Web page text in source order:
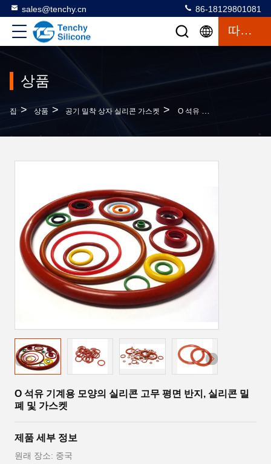
sales@tenchy.cn 86-18129801081
따옴표
상품
집 > 상품 > 공기 밀착 상자 실리콘 가스켓 > O 석유 기계용 모양의 실리콘 고무 평면 반지, 실리콘 밀폐 및 가스켓
O 석유 기계용 모양의 실리콘 고무 평면 반지, 실리콘 밀
폐 및 가스켓
제품 세부 정보
원래 장소: 중국